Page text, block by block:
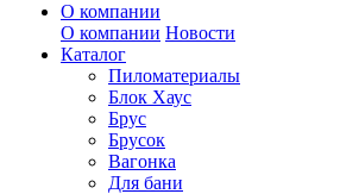
О компании
О компании Новости
Каталог
Пиломатериалы
Блок Хаус
Брус
Брусок
Вагонка
Для бани